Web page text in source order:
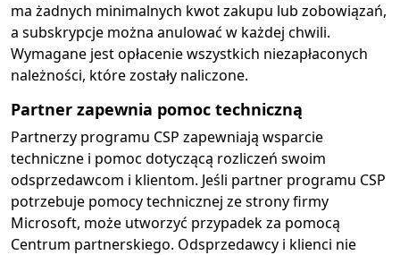
ma żadnych minimalnych kwot zakupu lub zobowiązań,
a subskrypcje można anulować w każdej chwili.
Wymagane jest opłacenie wszystkich niezapłaconych
należności, które zostały naliczone.
Partner zapewnia pomoc techniczną
Partnerzy programu CSP zapewniają wsparcie
techniczne i pomoc dotyczącą rozliczeń swoim
odsprzedawcom i klientom. Jeśli partner programu CSP
potrzebuje pomocy technicznej ze strony firmy
Microsoft, może utworzyć przypadek za pomocą
Centrum partnerskiego. Odsprzedawcy i klienci nie